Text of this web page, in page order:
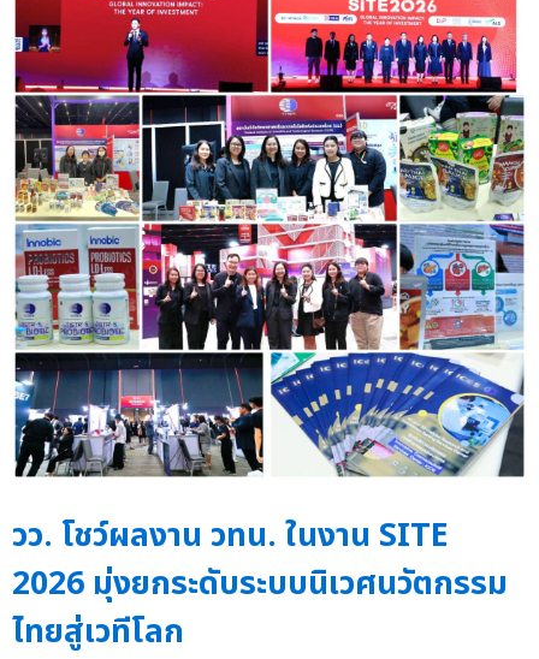
วว. โชว์ผลงาน วทน. ในงาน SITE
2026 มุ่งยกระดับระบบนิเวศนวัตกรรม
ไทยสู่เวทีโลก